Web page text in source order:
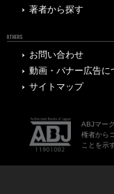
著者から探す
OTHERS
お問い合わせ
動画・バナー広告に
サイトマップ
ABJマー
権者から
ことを示